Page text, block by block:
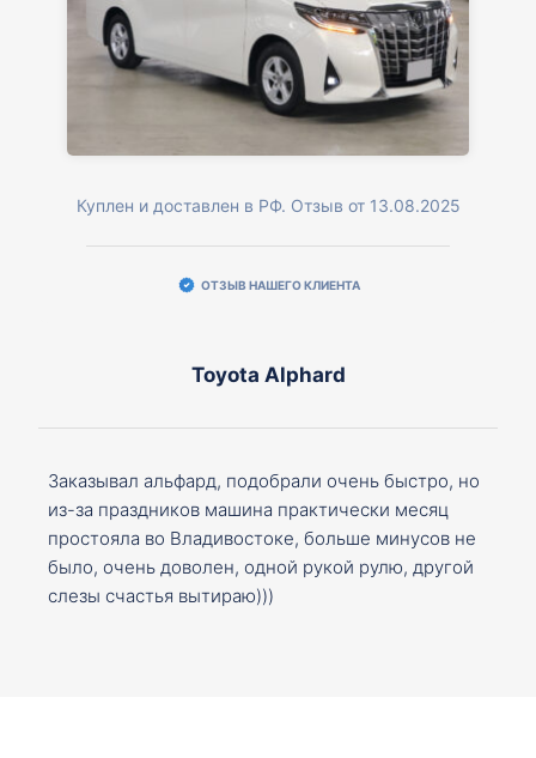
Куплен и доставлен в РФ. Отзыв от 13.08.2025
ОТЗЫВ НАШЕГО КЛИЕНТА
Toyota Alphard
Заказывал альфард, подобрали очень быстро, но
из-за праздников машина практически месяц
простояла во Владивостоке, больше минусов не
было, очень доволен, одной рукой рулю, другой
слезы счастья вытираю)))